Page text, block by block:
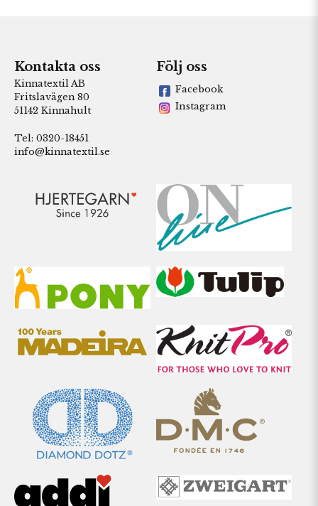
Kontakta oss
Kinnatextil AB
Fritslavägen 80
51142 Kinnahult
Tel: 0320-18451
info@kinnatextil.se
Följ oss
Facebook
Instagram